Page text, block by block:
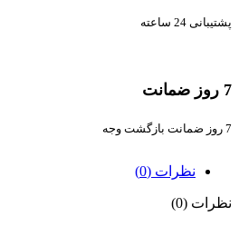
پشتیبانی 24 ساعته
7 روز ضمانت
7 روز ضمانت بازگشت وجه
نظرات (0)
نظرات (0)